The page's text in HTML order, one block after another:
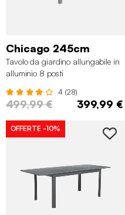
Chicago 245cm
Tavolo da giardino allungabile in
alluminio 8 posti
4 (28)
499,99 € 399,99 €
OFFERTE -10%